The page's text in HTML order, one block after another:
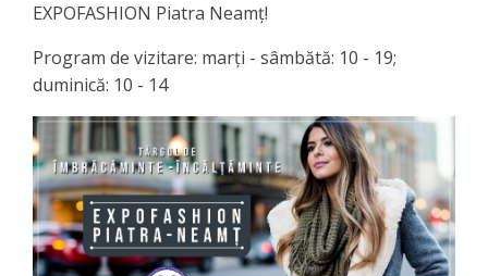
EXPOFASHION Piatra Neamț!
Program de vizitare: marți - sâmbătă: 10 - 19;
duminică: 10 - 14